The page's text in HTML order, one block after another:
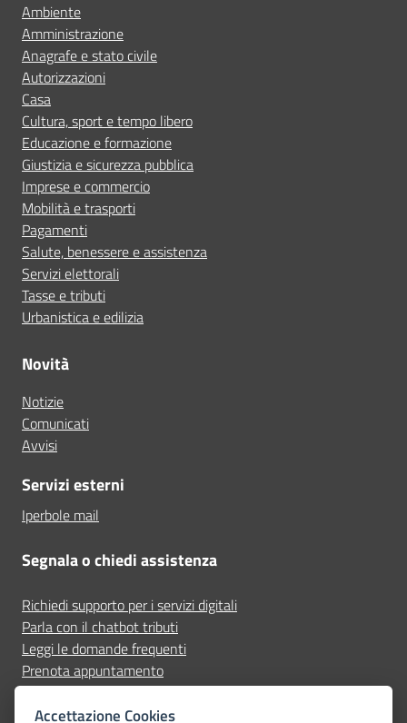
Ambiente
Amministrazione
Anagrafe e stato civile
Autorizzazioni
Casa
Cultura, sport e tempo libero
Educazione e formazione
Giustizia e sicurezza pubblica
Imprese e commercio
Mobilità e trasporti
Pagamenti
Salute, benessere e assistenza
Servizi elettorali
Tasse e tributi
Urbanistica e edilizia
Novità
Notizie
Comunicati
Avvisi
Servizi esterni
Iperbole mail
Segnala o chiedi assistenza
Richiedi supporto per i servizi digitali
Parla con il chatbot tributi
Leggi le domande frequenti
Prenota appuntamento
Segnala disservizio
Accettazione Cookies